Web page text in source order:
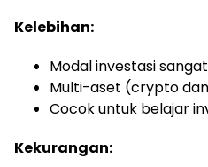
Kelebihan:
Modal investasi
Multi-aset (crypto
Cocok untuk belajar
Kekurangan: